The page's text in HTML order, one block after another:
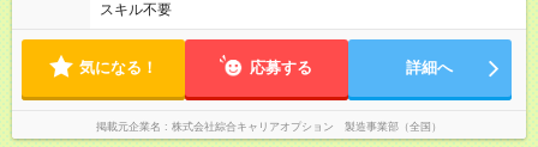
スキル不要
気になる！ 応募する 詳細へ
掲載元企業名 株式会社綜合キャリアオプション 製造事業部（全国）